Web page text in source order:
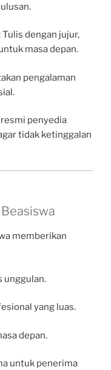
Tulis dengan jujur,
masa depan.
pengalaman
penyedia
tidak ketinggalan
memberikan
unggulan.
yang luas.
depan.
untuk penerima